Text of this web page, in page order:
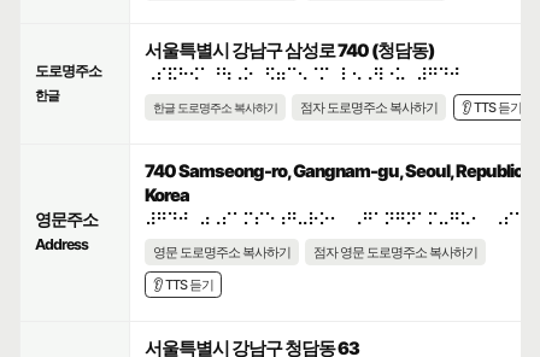
도로명주소
한글
서울특별시 강남구 삼성로 740 (청담동)
⠠⠎⠯⠓⠪⠁⠘⠳⠠⠕⠀⠫⠶⠉⠢⠈⠍⠀⠇⠢⠠⠻⠐⠥⠀⠼⠛⠙⠚
한글 도로명주소 복사하기 점자 도로명주소 복사하기 👂 TTS 듣기
영문주소
Address
740 Samseong-ro, Gangnam-gu, Seoul, Republic
Korea
영문 도로명주소 복사하기
점자 영문 도로명주소 복사하기
👂 TTS 듣기
서울특별시 강남구 청담동 63